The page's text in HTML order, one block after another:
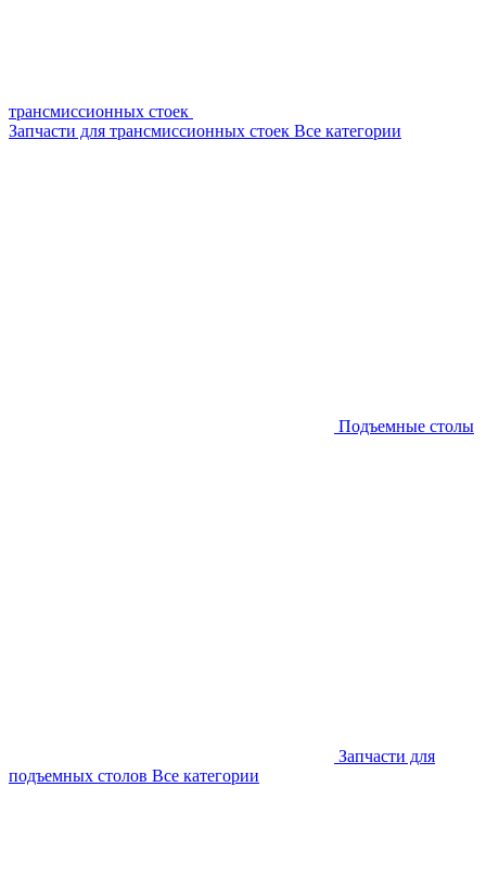
трансмиссионных стоек
Запчасти для трансмиссионных стоек Все категории
Подъемные столы
Запчасти для
подъемных столов Все категории